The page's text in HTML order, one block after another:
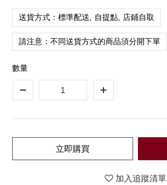
送貨方式：標準配送, 自提點, 店鋪自取
請注意：不同送貨方式的商品須分開下單
數量
立即購買
加入追蹤清單